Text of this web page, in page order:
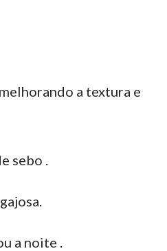
a textura e
sebo .
a noite .